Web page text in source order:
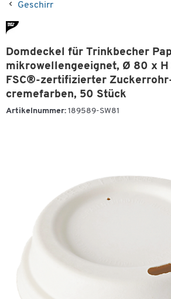
Geschirr
Domdeckel für Trinkbecher
mikrowellengeeignet, Ø 80 x H
FSC®-zertifizierter
cremefarben, 50 Stück
Artikelnummer: 189589-SW81